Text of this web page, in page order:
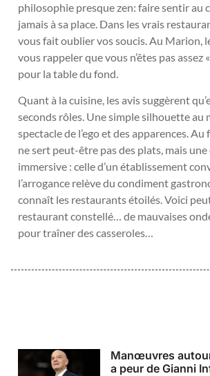
philosophie presque zen: faire sentir au
jamais à sa place. Dans les vrais
vous fait oublier vos soucis. Au Marion,
vous rappeler que vous n’êtes pas assez
pour la table du fond.
Quant à la cuisine, les avis suggèrent
seconds rôles. Une simple silhouette au
spectacle de l’ego et des apparences.
ne sert peut-être pas des plats, mais
immersive : celle d’un établissement
l’arrogance relève du condiment
connaît les restaurants étoilés. Voici
restaurant constellé… de mauvaises
pour traîner des casseroles…
Manœuvres
a peur de Gianni